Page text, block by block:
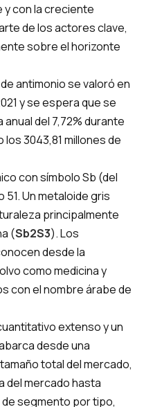
con la creciente
de los actores clave,
sobre el horizonte
antimonio se valoró en
y se espera que se
del 7,72% durante
3043,81 millones de
con símbolo Sb (del
Un metaloide gris
principalmente
(Sb2S3). Los
desde la
como medicina y
con el nombre árabe de
extenso y un
desde una
total del mercado,
del mercado hasta
segmento por tipo,